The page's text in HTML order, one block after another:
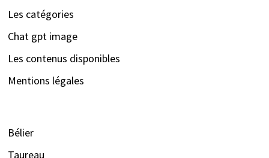
Les catégories
Chat gpt image
Les contenus disponibles
Mentions légales
Bélier
Taureau